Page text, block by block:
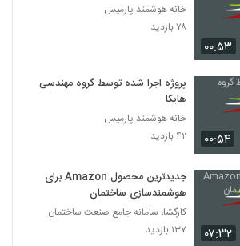
۰۰:۵۳
خانه هوشمند پارمیس
۷۸ بازدید
۰۰:۵۴
پروژه اجرا شده توسط گروه مهندسی
هایکا
خانه هوشمند پارمیس
۴۲ بازدید
۰۷:۳۲
جدیدترین محصول Amazon برای
هوشمندسازی ساختمان
کارگشا، سامانه جامع صنعت ساختمان
۱۳۷ بازدید